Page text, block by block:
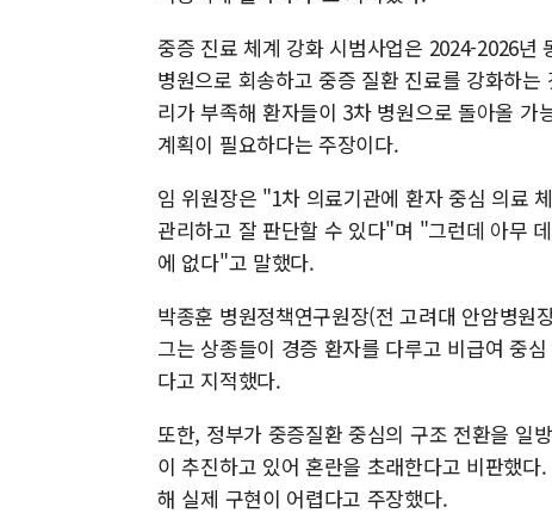
중증 진료 체계 강화 시범사업은 2024-2026년
병원으로 회송하고 중증 질환 진료를 강화하
리가 부족해 환자들이 3차 병원으로 돌아올
계획이 필요하다는 주장이다.
임 위원장은 "1차 의료기관에 환자 중심 의료
관리하고 잘 판단할 수 있다"며 "그런데 아무
에 없다"고 말했다.
박종훈 병원정책연구원장(전 고려대 안암병
그는 상종들이 경증 환자를 다루고 비급여 중
다고 지적했다.
또한, 정부가 중증질환 중심의 구조 전환을 일
이 추진하고 있어 혼란을 초래한다고 비판했
해 실제 구현이 어렵다고 주장했다.